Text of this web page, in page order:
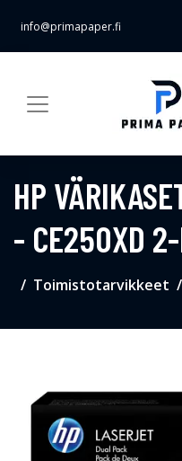
info@primapaper.fi
HP
- CE250XD
Toimistotarvikkeet